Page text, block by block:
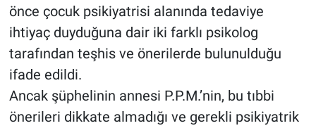
önce çocuk psikiyatrisi alanında tedaviye
ihtiyaç duyduğuna dair iki farklı psikolog
tarafından teşhis ve önerilerde bulunulduğu
ifade edildi.
Ancak şüphelinin annesi P.P.M.’nin, bu tıbbi
önerileri dikkate almadığı ve gerekli psikiyatrik
Bölge